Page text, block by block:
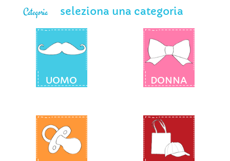
Categoria seleziona una categoria
UOMO DONNA